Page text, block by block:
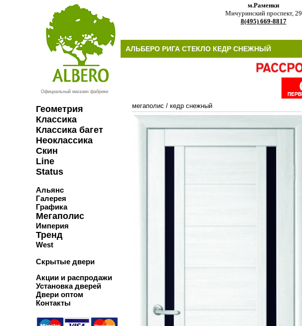
Официальный магазин фабрики
Геометрия
Классика
Классика багет
Неоклассика
Скин
Line
Status
Альянс
Галерея
Графика
Мегаполис
Империя
Тренд
West
Скрытые двери
Акции и распродажи
Установка дверей
Двери оптом
Контакты
м.Раменки
Мичуринский проспект, 29
8(495) 669-8817
АЛЬБЕРО РИГА СТЕКЛО КЕДР СНЕЖНЫЙ
мегаполис / кедр снежный